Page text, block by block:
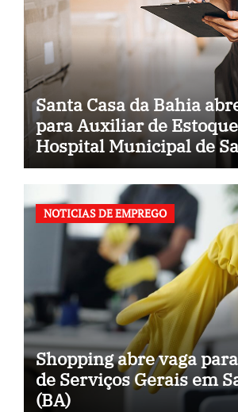
Santa Casa da Bahia
para Auxiliar de
Hospital Municipal de
(BA)
NOTICIAS DE EMPREGO
Shopping abre vaga
de Serviços Gerais em
(BA)